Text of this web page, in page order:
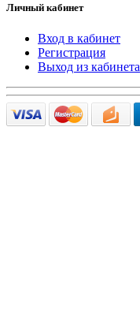
Личный кабинет
Вход в кабинет
Регистрация
Выход из кабинета